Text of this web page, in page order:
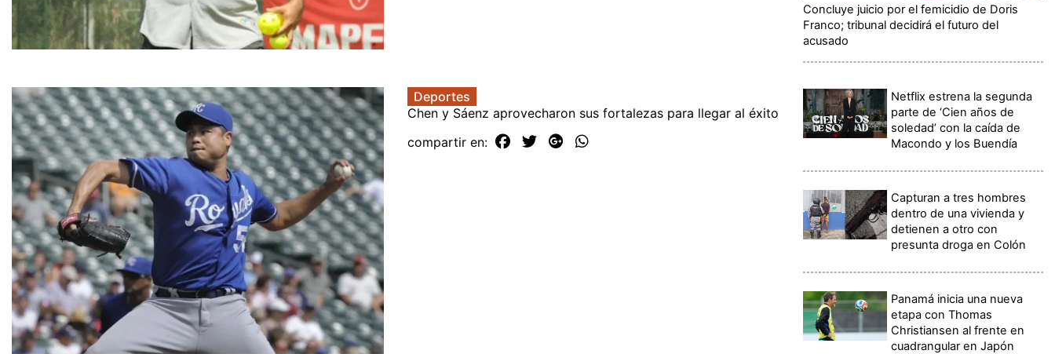
Deportes
Chen y Sáenz aprovecharon sus fortalezas para llegar al éxito
compartir en:
Concluye juicio por el femicidio de Doris
Franco; tribunal decidirá el futuro del
acusado
Netflix estrena la segunda
parte de ‘Cien años de
soledad’ con la caída de
Macondo y los Buendía
Capturan a tres hombres
dentro de una vivienda y
detienen a otro con
presunta droga en Colón
Panamá inicia una nueva
etapa con Thomas
Christiansen al frente en
cuadrangular en Japón